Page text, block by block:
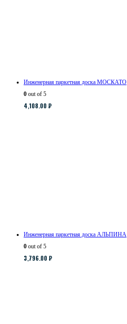
Инженерная паркетная доска МОСКАТО
0 out of 5
4,108.00 ₽
Инженерная паркетная доска АЛЬПИНА
0 out of 5
3,796.00 ₽